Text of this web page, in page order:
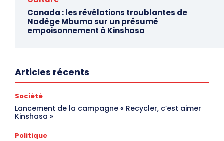
Canada : les révélations troublantes de
Nadège Mbuma sur un présumé
empoisonnement à Kinshasa
Articles récents
Société
Lancement de la campagne « Recycler, c’est aimer
Kinshasa »
Politique